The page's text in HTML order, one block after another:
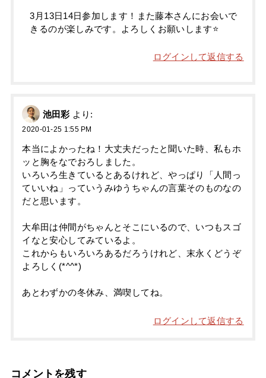
3月13日14日参加します！また藤本さんにお会いで
きるのが楽しみです。よろしくお願いします⭐️
ログインして返信する
池田彩 より:
2020-01-25 1:55 PM
本当によかったね！大丈夫だったと聞いた時、私もホ
ッと胸をなでおろしました。
いろいろ生きているとあるけれど、やっぱり「人間っ
ていいね」っていうみゆうちゃんの言葉そのものなの
だと思います。
大牟田は仲間がちゃんとそこにいるので、いつもスゴ
イなと安心してみているよ。
これからもいろいろあるだろうけれど、末永くどうぞ
よろしく(*^^*)
あとわずかの冬休み、満喫してね。
ログインして返信する
コメントを残す